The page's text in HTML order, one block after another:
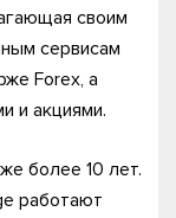
своим
сервисам
Forex, а
и акциями.
более 10 лет.
работают